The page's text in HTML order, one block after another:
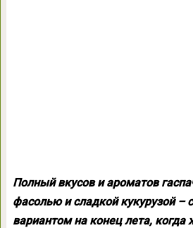
Полный вкусов и ароматов
фасолью и сладкой кукурузой –
вариантом на конец лета, когда